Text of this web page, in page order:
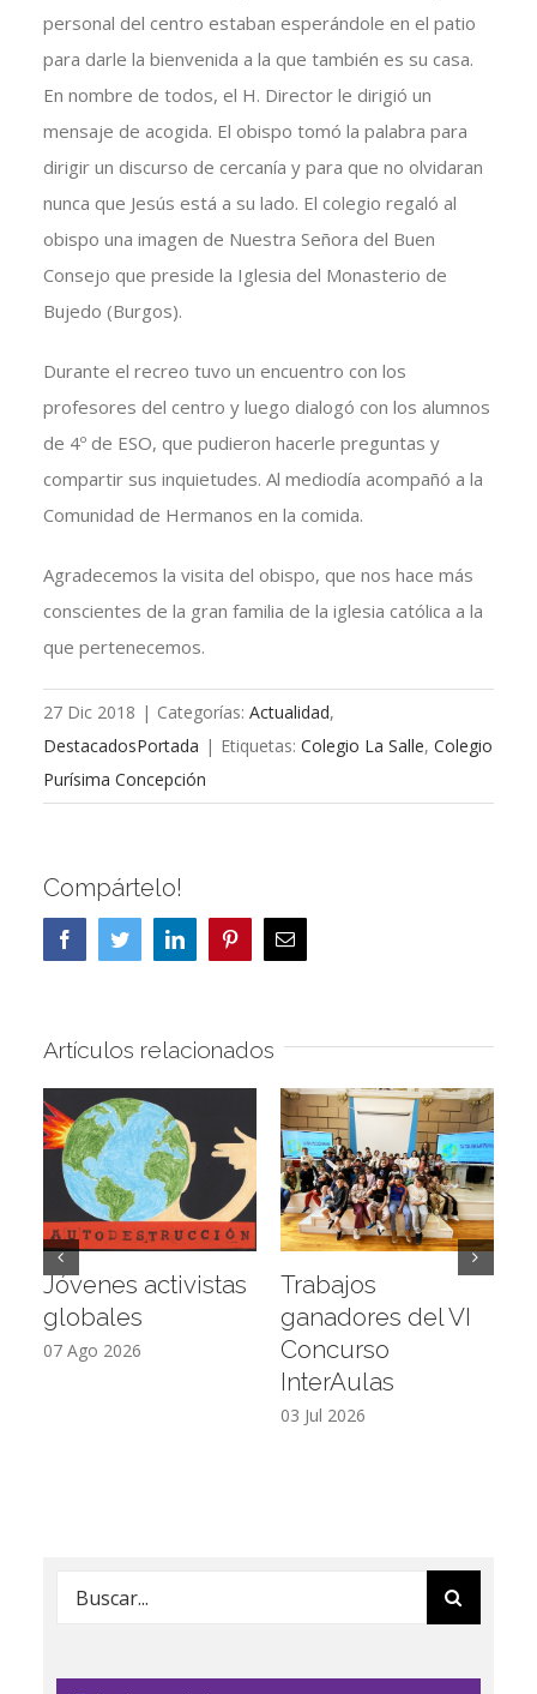
personal del centro estaban esperándole en el patio
para darle la bienvenida a la que también es su casa.
En nombre de todos, el H. Director le dirigió un
mensaje de acogida. El obispo tomó la palabra para
dirigir un discurso de cercanía y para que no olvidaran
nunca que Jesús está a su lado. El colegio regaló al
obispo una imagen de Nuestra Señora del Buen
Consejo que preside la Iglesia del Monasterio de
Bujedo (Burgos).
Durante el recreo tuvo un encuentro con los
profesores del centro y luego dialogó con los alumnos
de 4º de ESO, que pudieron hacerle preguntas y
compartir sus inquietudes. Al mediodía acompañó a la
Comunidad de Hermanos en la comida.
Agradecemos la visita del obispo, que nos hace más
conscientes de la gran familia de la iglesia católica a la
que pertenecemos.
27 Dic 2018 | Categorías: Actualidad,
DestacadosPortada | Etiquetas: Colegio La Salle, Colegio
Purísima Concepción
Compártelo!
FacebookTwitterLinkedInPinterestCorreo
electrónico
Artículos relacionados
Jóvenes activistas
globales
07 Ago 2026
Trabajos
ganadores del VI
Concurso
InterAulas
03 Jul 2026
Buscar: